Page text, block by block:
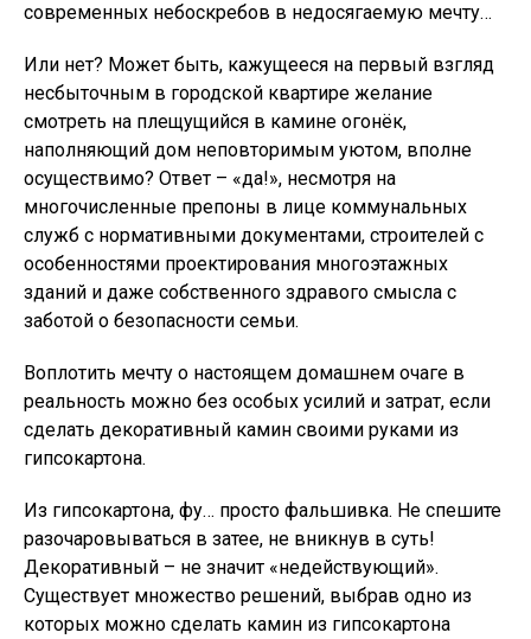
современных небоскребов в недосягаемую мечту…
Или нет? Может быть, кажущееся на первый взгляд
несбыточным в городской квартире желание
смотреть на плещущийся в камине огонёк,
наполняющий дом неповторимым уютом, вполне
осуществимо? Ответ – «да!», несмотря на
многочисленные препоны в лице коммунальных
служб с нормативными документами, строителей с
особенностями проектирования многоэтажных
зданий и даже собственного здравого смысла с
заботой о безопасности семьи.
Воплотить мечту о настоящем домашнем очаге в
реальность можно без особых усилий и затрат, если
сделать декоративный камин своими руками из
гипсокартона.
Из гипсокартона, фу… просто фальшивка. Не спешите
разочаровываться в затее, не вникнув в суть!
Декоративный – не значит «недействующий».
Существует множество решений, выбрав одно из
которых можно сделать камин из гипсокартона